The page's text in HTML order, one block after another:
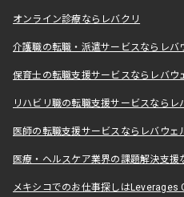
オンライン診療ならレバクリ
介護職の転職・派遣サービスならレバ
保育士の転職支援サービスならレバウ
リハビリ職の転職支援サービスならレ
医師の転職支援サービスならレバウェ
医療・ヘルスケア業界の課題解決支援
メキシコでのお仕事探しはLeverages